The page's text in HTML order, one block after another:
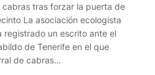
tras forzar la puerta de
La asociación ecologista
registrado un escrito ante el
de Tenerife en el que
de cabras…